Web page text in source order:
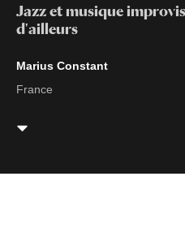
Jazz et musique
d'ailleurs
Marius Constant
France